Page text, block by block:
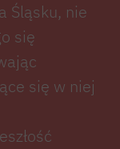
Śląsku, nie
się
się w niej